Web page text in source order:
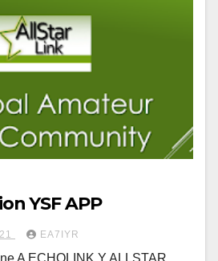
YSF APP
EA7IYR